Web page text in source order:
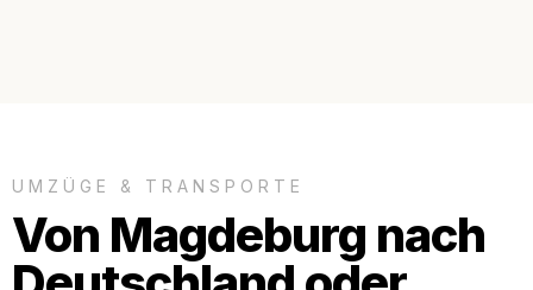
UMZÜGE & TRANSPORTE
Von Magdeburg nach